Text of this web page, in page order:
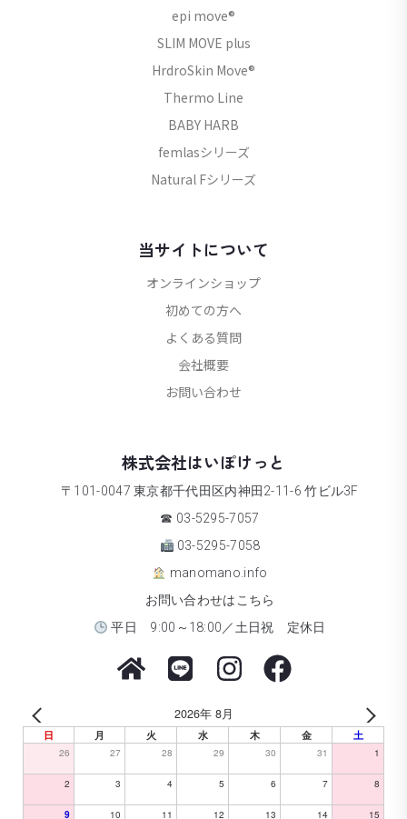
epi move®
SLIM MOVE plus
HrdroSkin Move®
Thermo Line
BABY HARB
femlasシリーズ
Natural Fシリーズ
当サイトについて
オンラインショップ
初めての方へ
よくある質問
会社概要
お問い合わせ
株式会社はいぽけっと
〒101-0047 東京都千代田区内神田2-11-6 竹ビル3F
☎ 03-5295-7057
03-5295-7058
manomano.info
お問い合わせはこちら
平日 9:00～18:00／土日祝 定休日
2026年 8月
日 月 火 水 木 金 土
26 27 28 29 30 31 1
2 3 4 5 6 7 8
9 10 11 12 13 14 15